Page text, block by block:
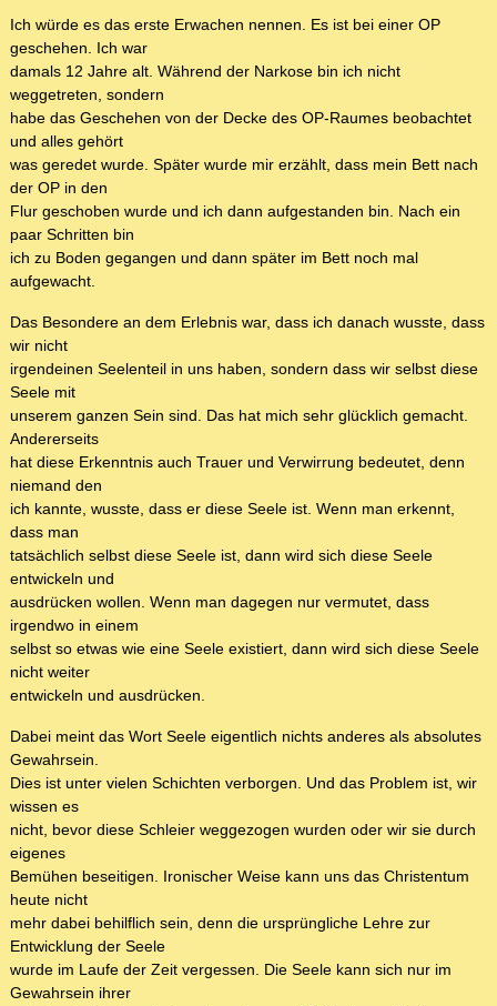
Ich würde es das erste Erwachen nennen. Es ist bei einer OP
geschehen. Ich war
damals 12 Jahre alt. Während der Narkose bin ich nicht
weggetreten, sondern
habe das Geschehen von der Decke des OP-Raumes beobachtet
und alles gehört
was geredet wurde. Später wurde mir erzählt, dass mein Bett nach
der OP in den
Flur geschoben wurde und ich dann aufgestanden bin. Nach ein
paar Schritten bin
ich zu Boden gegangen und dann später im Bett noch mal
aufgewacht.
Das Besondere an dem Erlebnis war, dass ich danach wusste, dass
wir nicht
irgendeinen Seelenteil in uns haben, sondern dass wir selbst diese
Seele mit
unserem ganzen Sein sind. Das hat mich sehr glücklich gemacht.
Andererseits
hat diese Erkenntnis auch Trauer und Verwirrung bedeutet, denn
niemand den
ich kannte, wusste, dass er diese Seele ist. Wenn man erkennt,
dass man
tatsächlich selbst diese Seele ist, dann wird sich diese Seele
entwickeln und
ausdrücken wollen. Wenn man dagegen nur vermutet, dass
irgendwo in einem
selbst so etwas wie eine Seele existiert, dann wird sich diese Seele
nicht weiter
entwickeln und ausdrücken.
Dabei meint das Wort Seele eigentlich nichts anderes als absolutes
Gewahrsein.
Dies ist unter vielen Schichten verborgen. Und das Problem ist, wir
wissen es
nicht, bevor diese Schleier weggezogen wurden oder wir sie durch
eigenes
Bemühen beseitigen. Ironischer Weise kann uns das Christentum
heute nicht
mehr dabei behilflich sein, denn die ursprüngliche Lehre zur
Entwicklung der Seele
wurde im Laufe der Zeit vergessen. Die Seele kann sich nur im
Gewahrsein ihrer